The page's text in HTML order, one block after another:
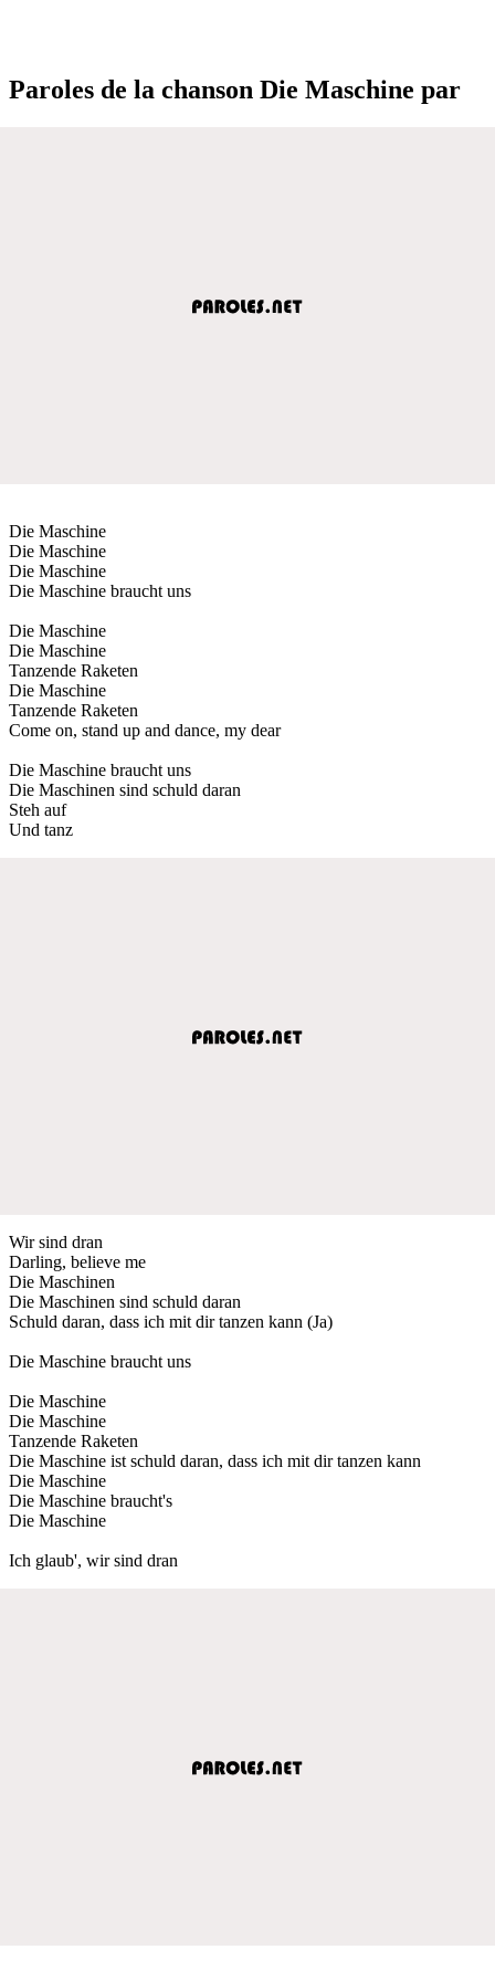
Paroles de la chanson Die Maschine par
Die Maschine
Die Maschine
Die Maschine
Die Maschine braucht uns
Die Maschine
Die Maschine
Tanzende Raketen
Die Maschine
Tanzende Raketen
Come on, stand up and dance, my dear
Die Maschine braucht uns
Die Maschinen sind schuld daran
Steh auf
Und tanz
Wir sind dran
Darling, believe me
Die Maschinen
Die Maschinen sind schuld daran
Schuld daran, dass ich mit dir tanzen kann (Ja)
Die Maschine braucht uns
Die Maschine
Die Maschine
Tanzende Raketen
Die Maschine ist schuld daran, dass ich mit dir tanzen kann
Die Maschine
Die Maschine braucht's
Die Maschine
Ich glaub', wir sind dran